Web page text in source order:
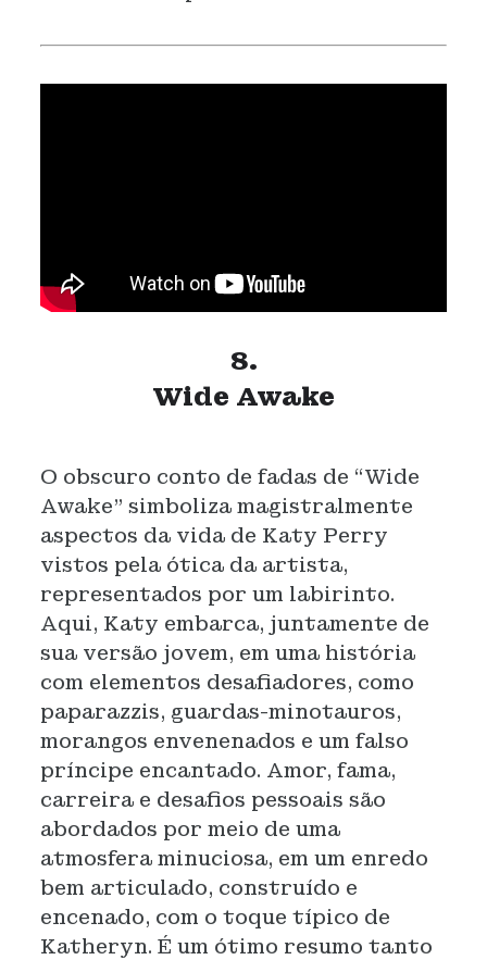
8.
Wide Awake
O obscuro conto de fadas de “Wide
Awake” simboliza magistralmente
aspectos da vida de Katy Perry
vistos pela ótica da artista,
representados por um labirinto.
Aqui, Katy embarca, juntamente de
sua versão jovem, em uma história
com elementos desafiadores, como
paparazzis, guardas-minotauros,
morangos envenenados e um falso
príncipe encantado. Amor, fama,
carreira e desafios pessoais são
abordados por meio de uma
atmosfera minuciosa, em um enredo
bem articulado, construído e
encenado, com o toque típico de
Katheryn. É um ótimo resumo tanto